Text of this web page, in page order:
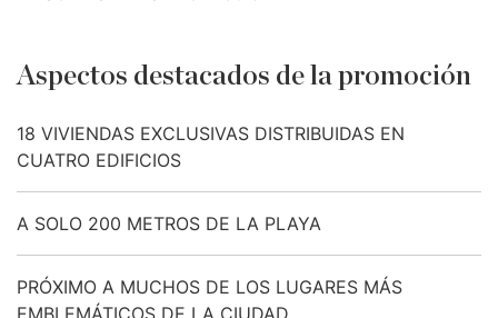
Aspectos destacados de la promoción
18 VIVIENDAS EXCLUSIVAS DISTRIBUIDAS EN
CUATRO EDIFICIOS
A SOLO 200 METROS DE LA PLAYA
PRÓXIMO A MUCHOS DE LOS LUGARES MÁS
EMBLEMÁTICOS DE LA CIUDAD